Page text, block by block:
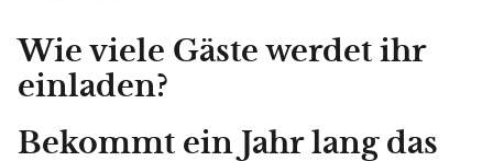
Wie viele Gäste werdet ihr
einladen?
Bekommt ein Jahr lang das